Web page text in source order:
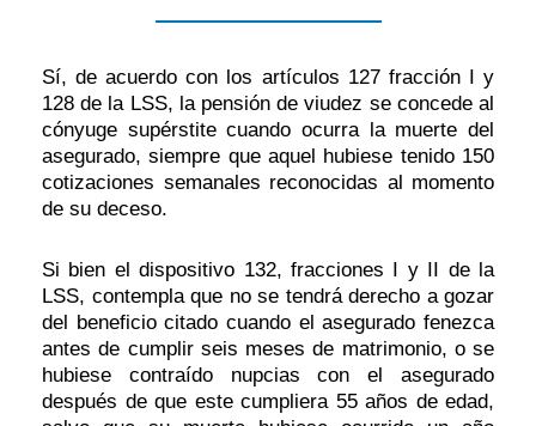
Sí, de acuerdo con los artículos 127 fracción I y
128 de la LSS, la pensión de viudez se concede al
cónyuge supérstite cuando ocurra la muerte del
asegurado, siempre que aquel hubiese tenido 150
cotizaciones semanales reconocidas al momento
de su deceso.
Si bien el dispositivo 132, fracciones I y II de la
LSS, contempla que no se tendrá derecho a gozar
del beneficiocitadocuando el asegurado fenezca
antes de cumplir seis meses de matrimonio, o se
hubiese contraído nupcias con el asegurado
después de que este cumpliera 55 años de edad,